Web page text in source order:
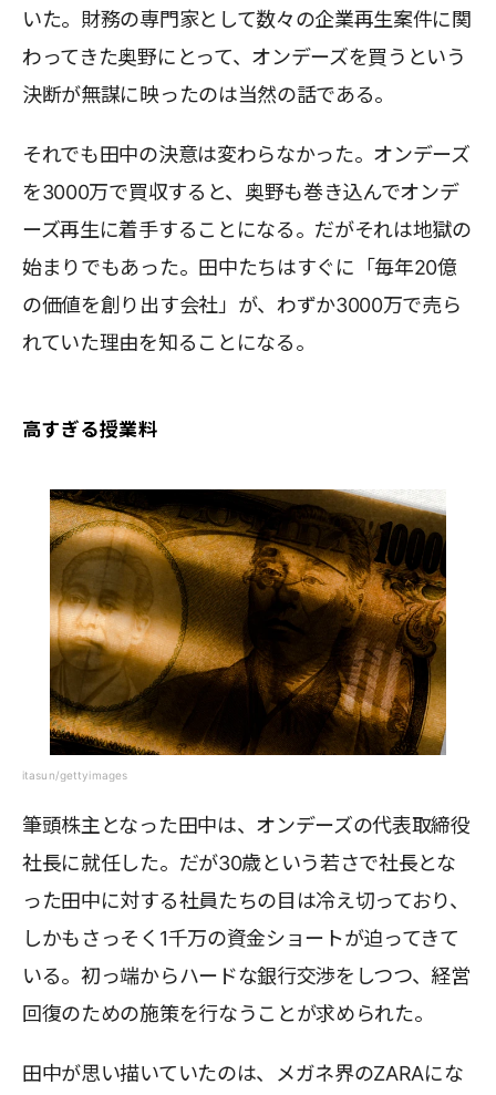
いた。財務の専門家として数々の企業再生案件に関
わってきた奥野にとって、オンデーズを買うという
決断が無謀に映ったのは当然の話である。
それでも田中の決意は変わらなかった。オンデーズ
を3000万で買収すると、奥野も巻き込んでオンデ
ーズ再生に着手することになる。だがそれは地獄の
始まりでもあった。田中たちはすぐに「毎年20億
の価値を創り出す会社」が、わずか3000万で売ら
れていた理由を知ることになる。
高すぎる授業料
itasun/gettyimages
筆頭株主となった田中は、オンデーズの代表取締役
社長に就任した。だが30歳という若さで社長とな
った田中に対する社員たちの目は冷え切っており、
しかもさっそく1千万の資金ショートが迫ってきて
いる。初っ端からハードな銀行交渉をしつつ、経営
回復のための施策を行なうことが求められた。
田中が思い描いていたのは、メガネ界のZARAにな